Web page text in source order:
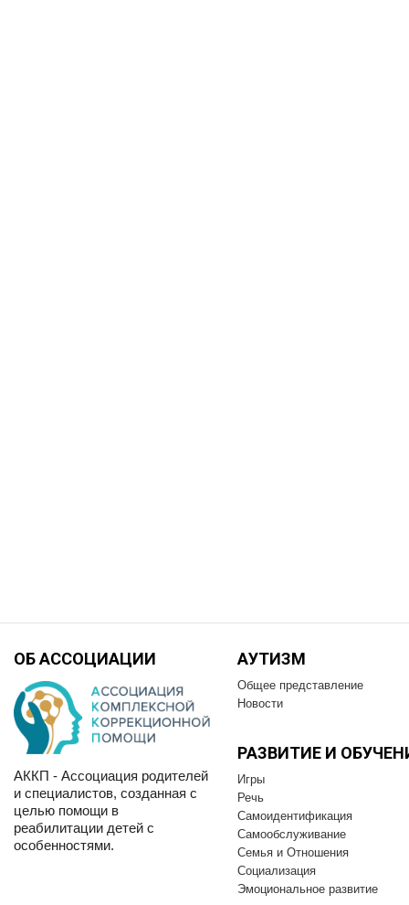
ОБ АССОЦИАЦИИ
АККП - Ассоциация родителей
и специалистов, созданная с
целью помощи в
реабилитации детей с
особенностями.
АУТИЗМ
Общее представление
Новости
РАЗВИТИЕ И
Игры
Речь
Самоидентификация
Самообслуживание
Семья и Отношения
Социализация
Эмоциональное развитие